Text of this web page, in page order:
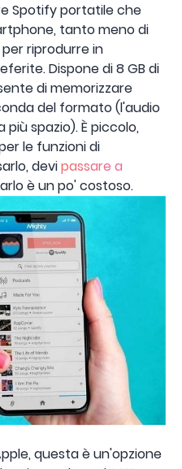
Spotify portatile che
tanto meno di
riprodurre in
Dispone di 8 GB di
di memorizzare
del formato (l'audio
spazio). È piccolo,
le funzioni di
devipassare a
è un po' costoso.
questa è un'opzione